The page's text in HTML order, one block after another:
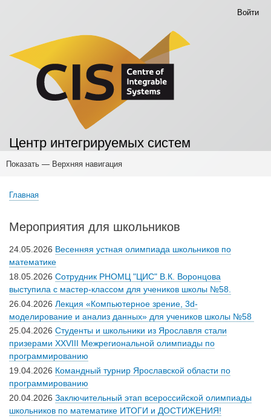
основному
содержанию
записи
пользователя
Войти
Центр интегрируемых систем
Верхняя
Показать — Верхняя навигация
Главная
Основные публикации
Конференции
Мероприятия
Научные семинары
Мероприятия для учителей
Мероприятия для школьников
Семинары для студентов
Строка
Главная
Мероприятия для школьников
24.05.2026 Весенняя устная олимпиада школьников по
математике
18.05.2026 Сотрудник РНОМЦ "ЦИС" В.К. Воронцова
выступила с мастер-классом для учеников школы №58.
26.04.2026 Лекция «Компьютерное зрение, 3d-
моделирование и анализ данных» для учеников школы №58
25.04.2026 Студенты и школьники из Ярославля стали
призерами XXVIII Межрегиональной олимпиады по
программированию
19.04.2026 Командный турнир Ярославской области по
программированию
20.04.2026 Заключительный этап всероссийской олимпиады
школьников по математике ИТОГИ и ДОСТИЖЕНИЯ!